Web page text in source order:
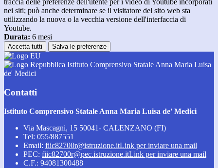
traccia delle preferenze dell'utente per i video di Youtube incorporati
nei siti; può anche determinare se il visitatore del sito web sta
utilizzando la nuova o la vecchia versione dell'interfaccia di
Youtube.
Durata: 6 mesi
Accetta tutti Salva le preferenze
Istituto Comprensivo Statale Anna Maria Luisa
de' Medici
Contatti
Istituto Comprensivo Statale Anna Maria Luisa de' Medici
Via Mascagni, 15 50041- CALENZANO (FI)
Tel: 055/887551
Email: fiic82700r@istruzione.itLink per inviare una mail
PEC: fiic82700r@pec.istruzione.itLink per inviare una mail
C.F.: 94081300488